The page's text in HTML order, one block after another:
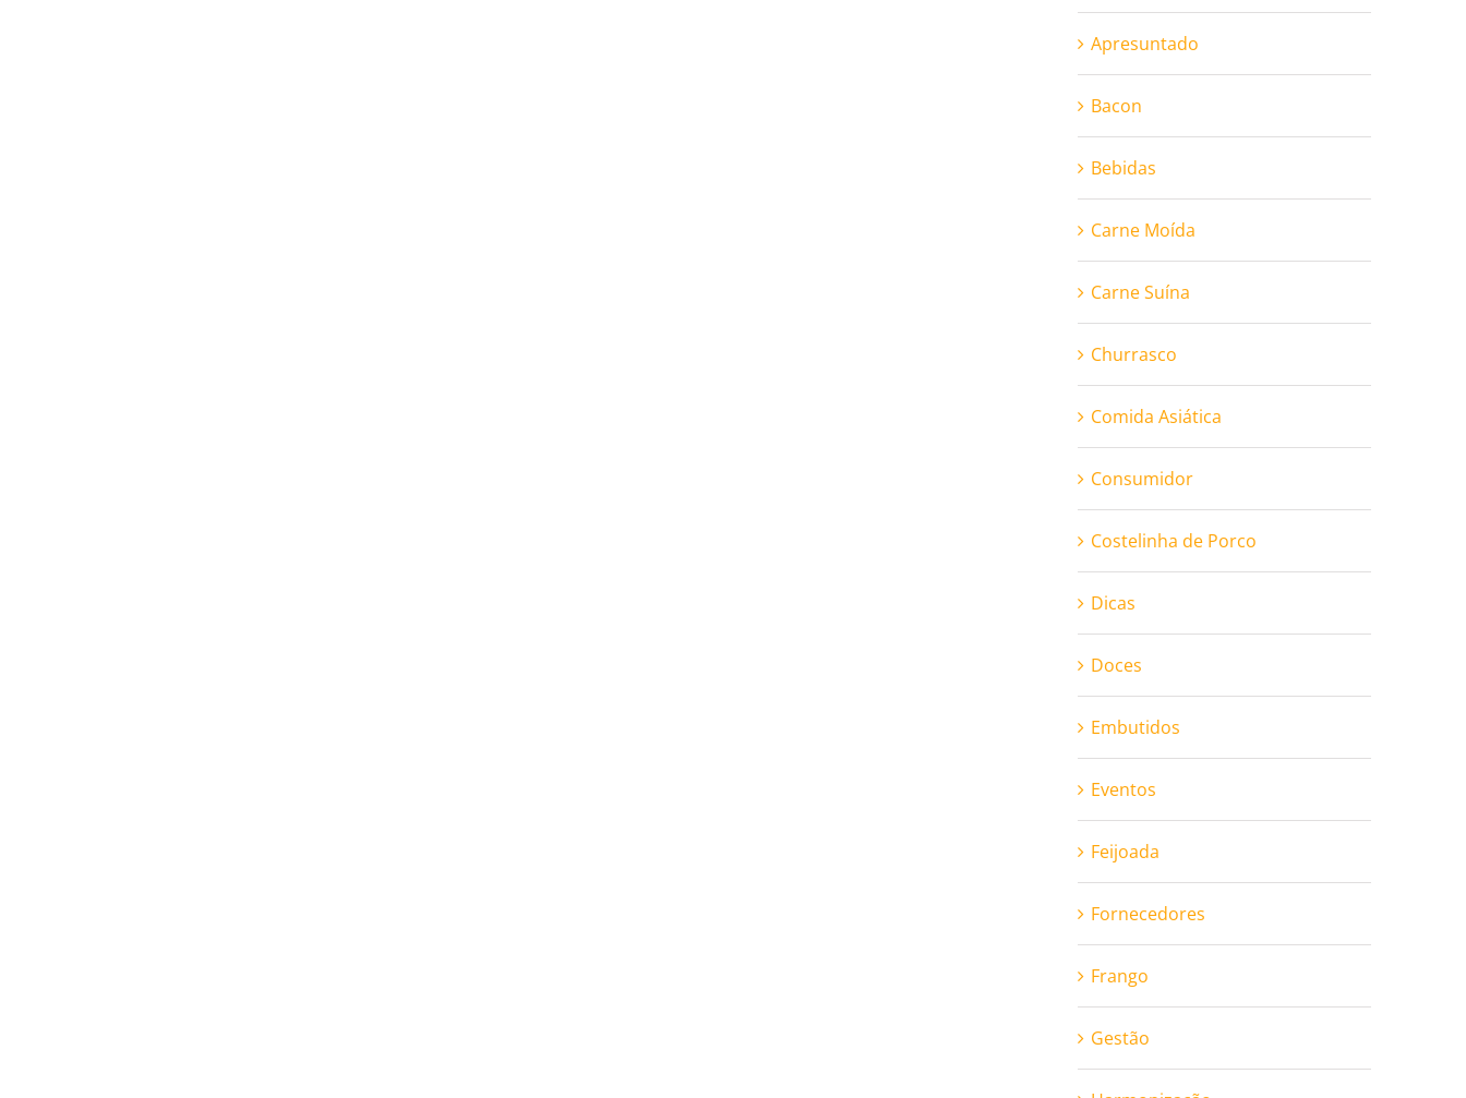
Apresuntado
Bacon
Bebidas
Carne Moída
Carne Suína
Churrasco
Comida Asiática
Consumidor
Costelinha de Porco
Dicas
Doces
Embutidos
Eventos
Feijoada
Fornecedores
Frango
Gestão